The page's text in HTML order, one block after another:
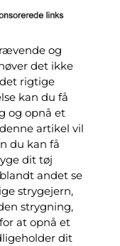
og
det ikke
rigtige
kan du få
og opnå et
artikel vil
du kan få
dit tøj
andet se
strygejern,
strygning,
at opnå et
dit